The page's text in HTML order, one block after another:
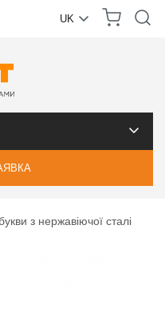
UK
з нержавіючої сталі